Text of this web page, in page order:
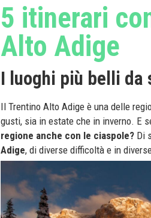
5 itinerari
Alto Adige
I luoghi più belli da
Il Trentino Alto Adige è una delle
gusti, sia in estate che in inverno. E
regione anche con le ciaspole? Di
Adige, di diverse difficoltà e in